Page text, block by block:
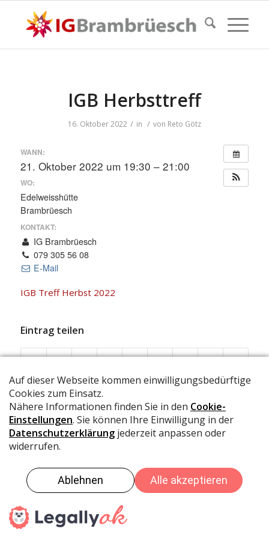
IGB Herbsttreff
16. Oktober 2022 / in / von Reto Götz
WANN:
21. Oktober 2022 um 19:30 – 21:00
WO:
Edelweisshütte
Brambrüesch
KONTAKT:
IG Brambrüesch
079 305 56 08
E-Mail
IGB Treff Herbst 2022
Eintrag teilen
Datenschutz
Impressum